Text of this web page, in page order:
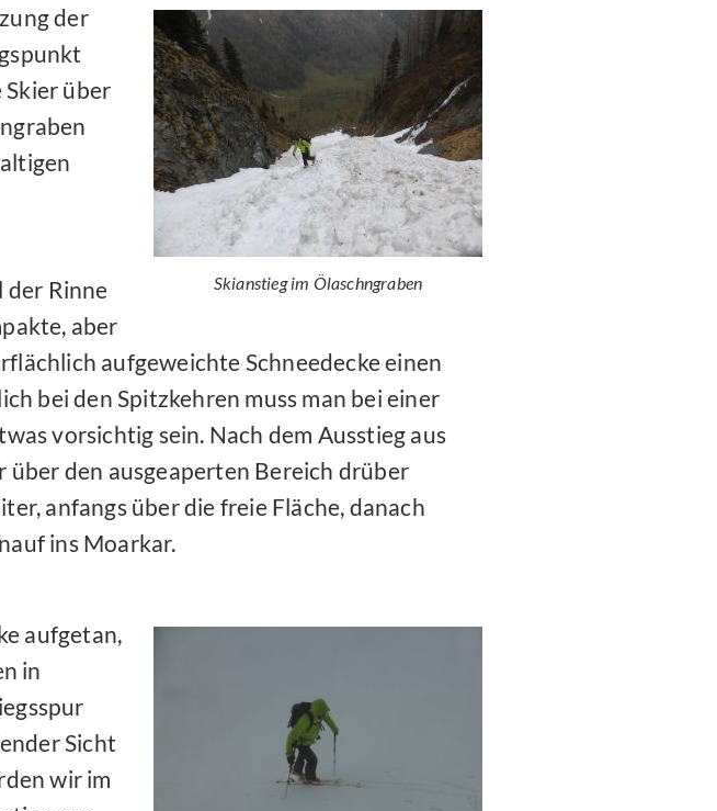
Skianstieg im Ölaschngraben
der
über
der Rinne
aber
aufgeweichte Schneedecke einen
bei den Spitzkehren muss man bei einer
vorsichtig sein. Nach dem Ausstieg aus
über den ausgeaperten Bereich drüber
anfangs über die freie Fläche, danach
ins Moarkar.
aufgetan,
in
Sicht
wir im